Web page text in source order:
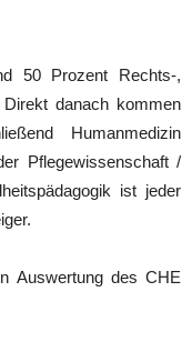
50 Prozent Rechts-,
danach kommen
Humanmedizin
Pflegewissenschaft /
ist jeder
Auswertung des CHE